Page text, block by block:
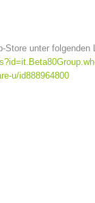
Store unter folgenden
u/id888964800